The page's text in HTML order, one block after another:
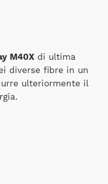
M40Xdi ultima
diverse fibre in un
ulteriormente il